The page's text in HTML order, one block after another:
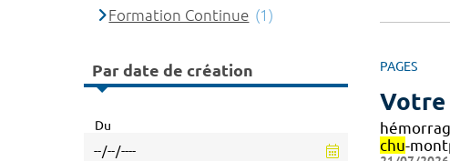
PAGES
Votre
chu-
Formation Continue (1)
Par date de création
Du